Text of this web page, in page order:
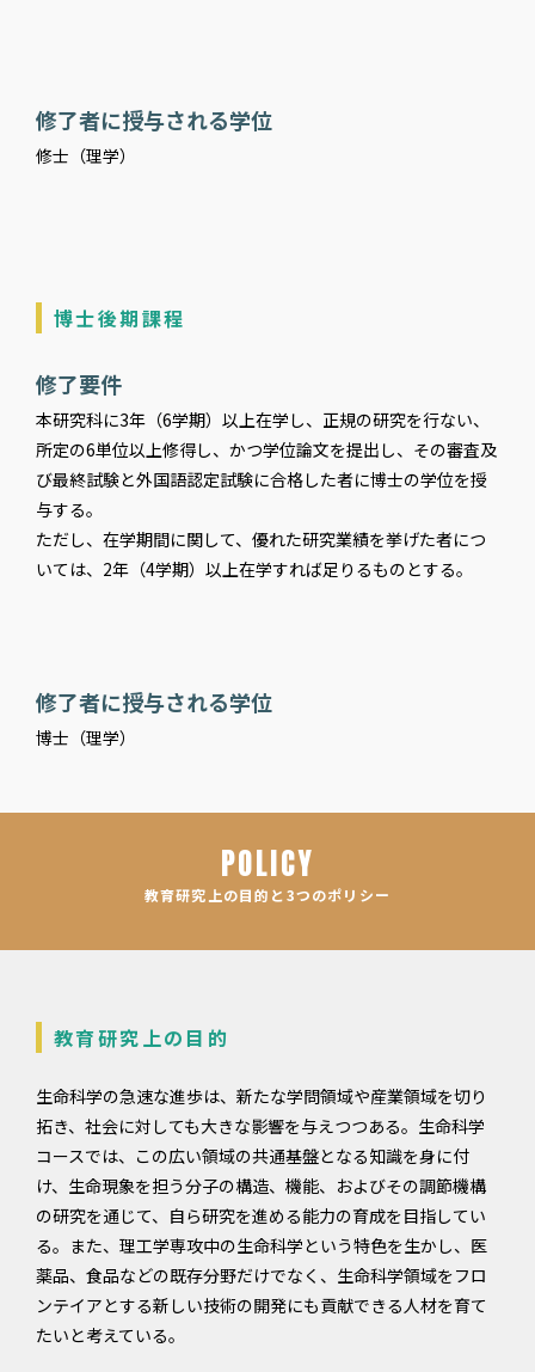
修了者に授与される学位
修士（理学）
博士後期課程
修了要件
本研究科に3年（6学期）以上在学し、正規の研究を行ない、
所定の6単位以上修得し、かつ学位論文を提出し、その審査及
び最終試験と外国語認定試験に合格した者に博士の学位を授
与する。
ただし、在学期間に関して、優れた研究業績を挙げた者につ
いては、2年（4学期）以上在学すれば足りるものとする。
修了者に授与される学位
博士（理学）
POLICY
教育研究上の目的と3つのポリシー
教育研究上の目的
生命科学の急速な進歩は、新たな学問領域や産業領域を切り
拓き、社会に対しても大きな影響を与えつつある。生命科学
コースでは、この広い領域の共通基盤となる知識を身に付
け、生命現象を担う分子の構造、機能、およびその調節機構
の研究を通じて、自ら研究を進める能力の育成を目指してい
る。また、理工学専攻中の生命科学という特色を生かし、医
薬品、食品などの既存分野だけでなく、生命科学領域をフロ
ンテイアとする新しい技術の開発にも貢献できる人材を育て
たいと考えている。